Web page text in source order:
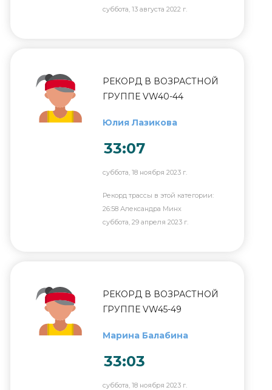
суббота, 13 августа 2022 г.
РЕКОРД В ВОЗРАСТНОЙ
ГРУППЕ VW40-44
Юлия Лазикова
33:07
суббота, 18 ноября 2023 г.
Рекорд трассы в этой категории:
26:58 Александра Минх
суббота, 29 апреля 2023 г.
РЕКОРД В ВОЗРАСТНОЙ
ГРУППЕ VW45-49
Марина Балабина
33:03
суббота, 18 ноября 2023 г.